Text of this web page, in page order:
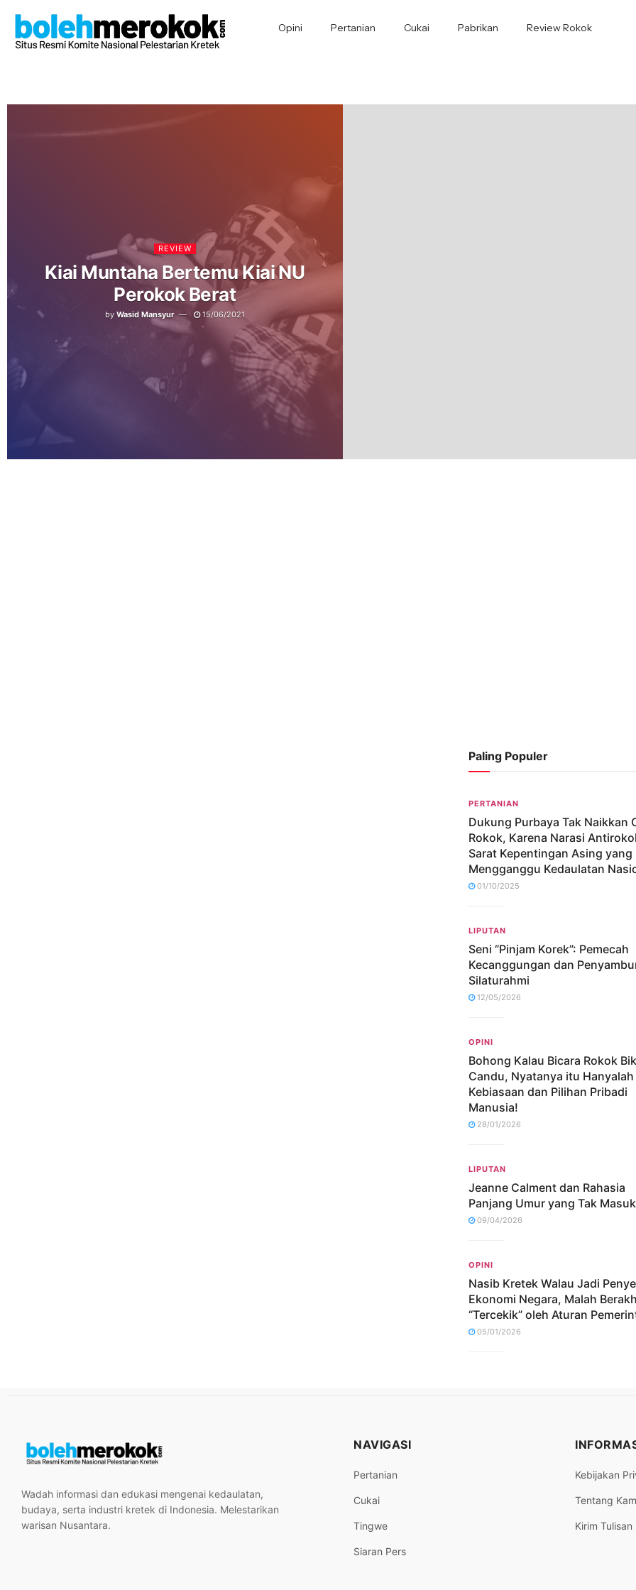
Opini Pertanian Cukai Pabrikan Review Rokok
REVIEW
Kiai Muntaha Bertemu Kiai NU
Perokok Berat
by Wasid Mansyur 15/06/2021
Paling Populer
PERTANIAN
Dukung Purbaya Tak Naikkan
Rokok, Karena Narasi
Sarat Kepentingan Asing yang
Mengganggu Kedaulatan
01/10/2025
LIPUTAN
Seni “Pinjam Korek”: Pemecah
Kecanggungan dan
Silaturahmi
12/05/2026
OPINI
Bohong Kalau Bicara Rokok
Candu, Nyatanya itu Hanyalah
Kebiasaan dan Pilihan Pribadi
Manusia!
28/01/2026
LIPUTAN
Jeanne Calment dan Rahasia
Panjang Umur yang Tak
09/04/2026
OPINI
Nasib Kretek Walau Jadi
Ekonomi Negara, Malah
“Tercekik” oleh Aturan
05/01/2026
Wadah informasi dan edukasi mengenai kedaulatan,
budaya, serta industri kretek di Indonesia. Melestarikan
warisan Nusantara.
NAVIGASI
Pertanian
Cukai
Tingwe
Siaran Pers
Kebijakan
Tentang
Kirim Tulisan